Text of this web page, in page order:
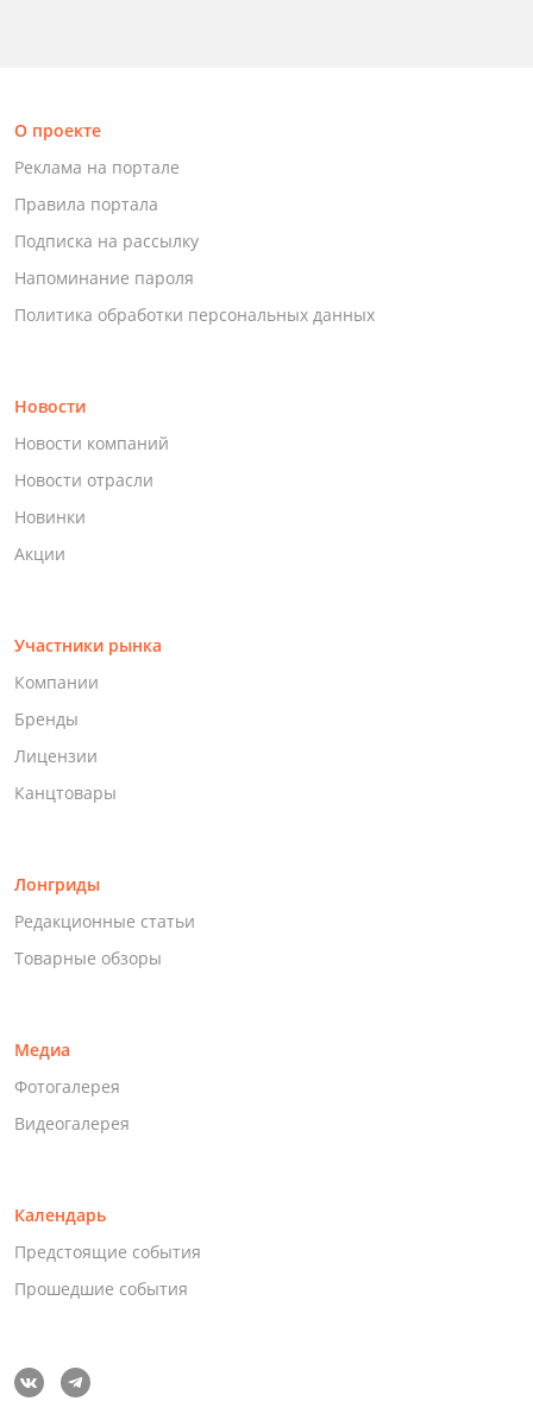
О проекте
Реклама на портале
Правила портала
Подписка на рассылку
Напоминание пароля
Политика обработки персональных данных
Новости
Новости компаний
Новости отрасли
Новинки
Акции
Участники рынка
Компании
Бренды
Лицензии
Канцтовары
Лонгриды
Редакционные статьи
Товарные обзоры
Медиа
Фотогалерея
Видеогалерея
Календарь
Предстоящие события
Прошедшие события